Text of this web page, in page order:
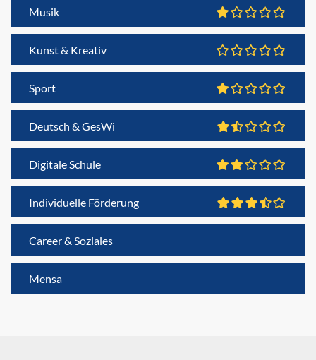
Musik
Kunst & Kreativ
Sport
Deutsch & GesWi
Digitale Schule
Individuelle Förderung
Career & Soziales
Mensa